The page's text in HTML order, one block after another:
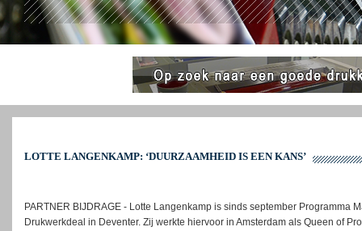
LOTTE LANGENKAMP: ‘DUURZAAMHEID IS EEN KANS’
PARTNER BIJDRAGE - Lotte Langenkamp is sinds september Programma
Drukwerkdeal in Deventer. Zij werkte hiervoor in Amsterdam als Queen of